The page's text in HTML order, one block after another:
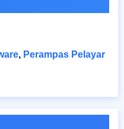
, Perampas Pelayar